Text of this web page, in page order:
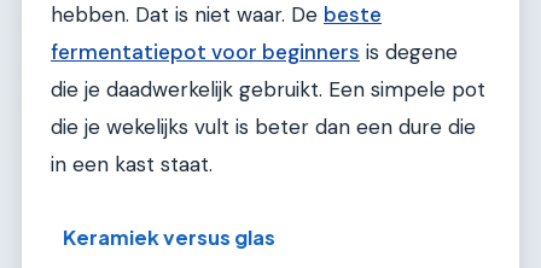
hebben. Dat is niet waar. De beste
fermentatiepot voor beginners is degene
die je daadwerkelijk gebruikt. Een simpele pot
die je wekelijks vult is beter dan een dure die
in een kast staat.
Keramiek versus glas